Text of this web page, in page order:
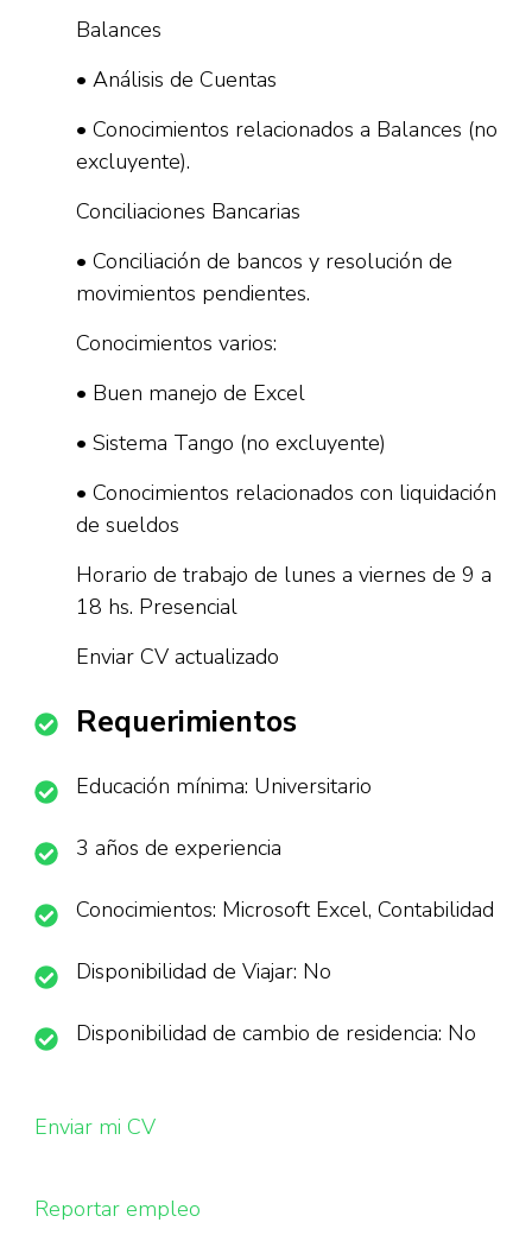
Balances
• Análisis de Cuentas
• Conocimientos relacionados a Balances (no
excluyente).
Conciliaciones Bancarias
• Conciliación de bancos y resolución de
movimientos pendientes.
Conocimientos varios:
• Buen manejo de Excel
• Sistema Tango (no excluyente)
• Conocimientos relacionados con liquidación
de sueldos
Horario de trabajo de lunes a viernes de 9 a
18 hs. Presencial
Enviar CV actualizado
Requerimientos
Educación mínima: Universitario
3 años de experiencia
Conocimientos: Microsoft Excel, Contabilidad
Disponibilidad de Viajar: No
Disponibilidad de cambio de residencia: No
Enviar mi CV
Reportar empleo